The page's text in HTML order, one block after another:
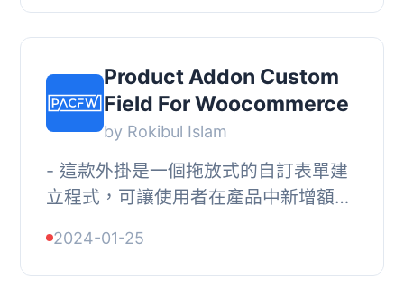
客戶個性化他們的購買。...
Product Addon Custom
Field For Woocommerce
by Rokibul Islam
- 這款外掛是一個拖放式的自訂表單建
立程式，可讓使用者在產品中新增額外
立工具，方便使用者在產品中添加欄
位。, - 在...
2024-01-25